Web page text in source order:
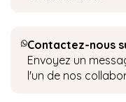
Contactez-nous
Envoyez un
l'un de nos